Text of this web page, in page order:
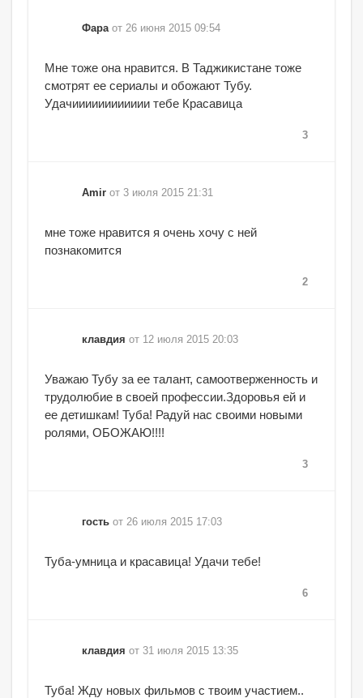
Фара от 26 июня 2015 09:54
3
Мне тоже она нравится. В Таджикистане тоже
смотрят ее сериалы и обожают Тубу.
Удачииииииииииии тебе Красавица
Amir от 3 июля 2015 21:31
2
мне тоже нравится я очень хочу с ней
познакомится
клавдия от 12 июля 2015 20:03
3
Уважаю Тубу за ее талант, самоотверженность и
трудолюбие в своей профессии.Здоровья ей и
ее детишкам! Туба! Радуй нас своими новыми
ролями, ОБОЖАЮ!!!!
гость от 26 июля 2015 17:03
6
Туба-умница и красавица! Удачи тебе!
клавдия от 31 июля 2015 13:35
Туба! Жду новых фильмов с твоим участием..